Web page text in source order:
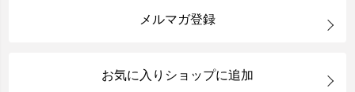
メルマガ登録
お気に入りショップに追加